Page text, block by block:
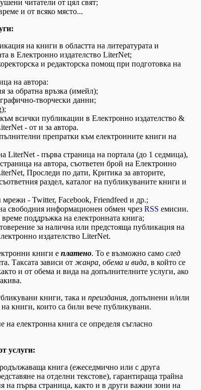
читатели от цял свят;
и от всяко място...
на книги в областта на литературата и
в Електронно издателство LiterNet;
и редакторска помощ при подготовка на
на автора:
за обратна връзка (имейл);
творчески данни;
всички публикации в Електронно издателство &
- от и за автора.
препратки към електронните книги на
LiterNet - първа страница на портала (до 1 седмица),
на автора, съответен брой на Електронно
Проследи по дати, Критика за авторите,
раздел, каталог на публикуваните книги и
мрежи - Twitter, Facebook, Friendfeed и др.;
свободния информационен обмен чрез RSS емисии.
поддръжка на електронната книга;
за налична или предстояща публикация на
издателство LiterNet.
книги е платено. То е възможно само след
Таксата зависи от жанра, обема и вида, в който се
и от обема и вида на допълнителните услуги, ако
книги, така и преиздания, допълнени и/или
книги, които са били вече публикувани.
на електронна книга се определя съгласно
услуги:
книга (ежеседмично или с друга
на отделни текстове), гарантираща трайна
на първа страница, както и в други важни зони на